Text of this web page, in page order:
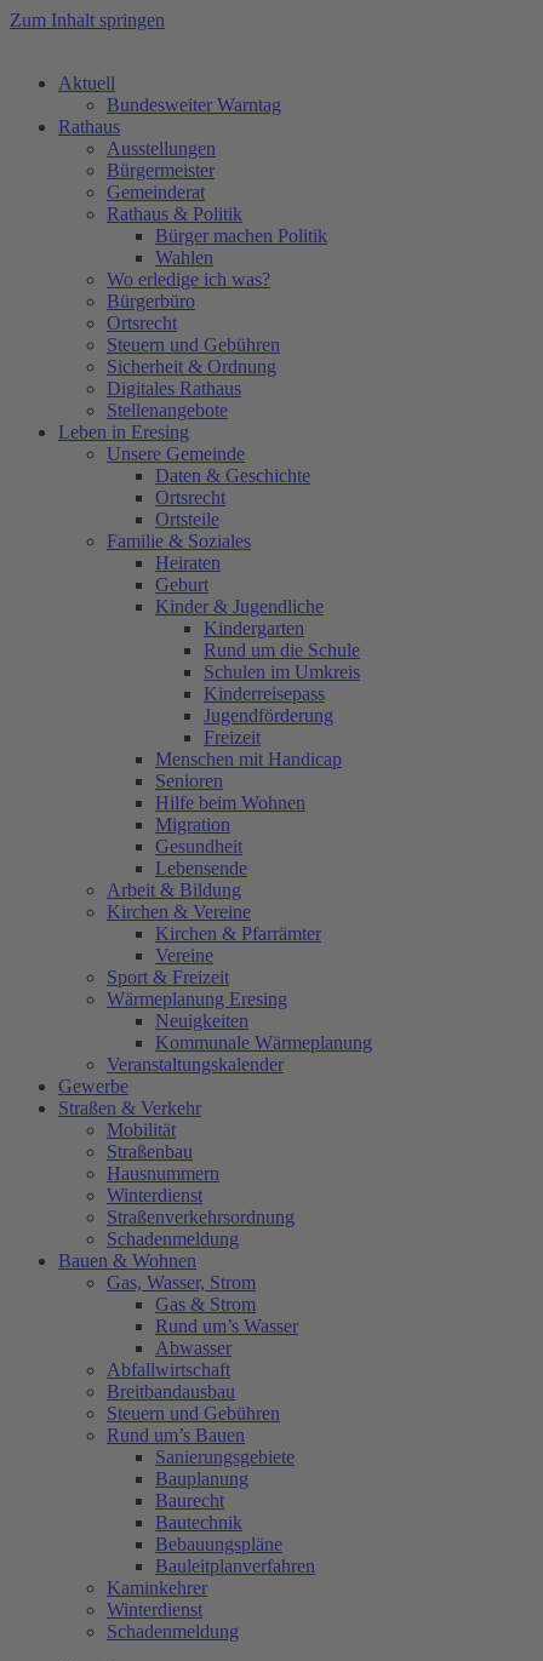
Zum Inhalt springen
Aktuell
Bundesweiter Warntag
Rathaus
Ausstellungen
Bürgermeister
Gemeinderat
Rathaus & Politik
Bürger machen Politik
Wahlen
Wo erledige ich was?
Bürgerbüro
Ortsrecht
Steuern und Gebühren
Sicherheit & Ordnung
Digitales Rathaus
Stellenangebote
Leben in Eresing
Unsere Gemeinde
Daten & Geschichte
Ortsrecht
Ortsteile
Familie & Soziales
Heiraten
Geburt
Kinder & Jugendliche
Kindergarten
Rund um die Schule
Schulen im Umkreis
Kinderreisepass
Jugendförderung
Freizeit
Menschen mit Handicap
Senioren
Hilfe beim Wohnen
Migration
Gesundheit
Lebensende
Arbeit & Bildung
Kirchen & Vereine
Kirchen & Pfarrämter
Vereine
Sport & Freizeit
Wärmeplanung Eresing
Neuigkeiten
Kommunale Wärmeplanung
Veranstaltungskalender
Gewerbe
Straßen & Verkehr
Mobilität
Straßenbau
Hausnummern
Winterdienst
Straßenverkehrsordnung
Schadenmeldung
Bauen & Wohnen
Gas, Wasser, Strom
Gas & Strom
Rund um’s Wasser
Abwasser
Abfallwirtschaft
Breitbandausbau
Steuern und Gebühren
Rund um’s Bauen
Sanierungsgebiete
Bauplanung
Baurecht
Bautechnik
Bebauungspläne
Bauleitplanverfahren
Kaminkehrer
Winterdienst
Schadenmeldung